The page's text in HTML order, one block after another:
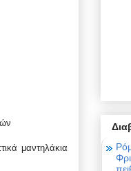
μαντηλάκια